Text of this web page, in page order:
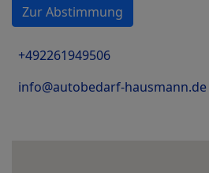
Zur Abstimmung
+492261949506
info@autobedarf-hausmann.de